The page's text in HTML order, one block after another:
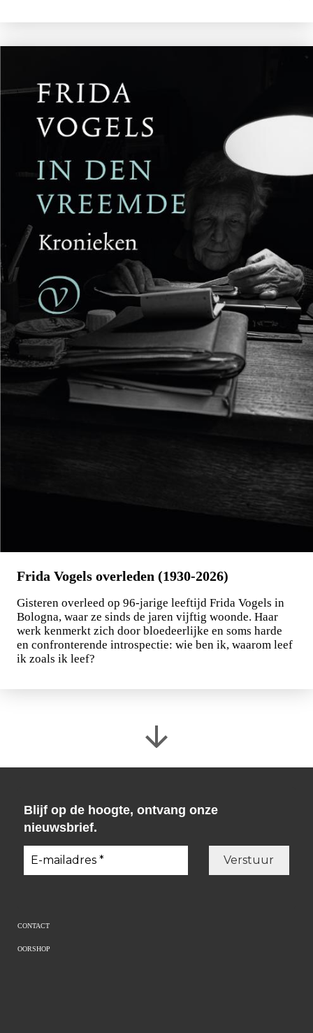
Reinhard Kaiser-Mühlecker
Brandende velden
€27,50
BESTEL
Frida Vogels overleden (1930-2026)
Gisteren overleed op 96-jarige leeftijd Frida Vogels in
Bologna, waar ze sinds de jaren vijftig woonde. Haar
werk kenmerkt zich door bloedeerlijke en soms harde
en confronterende introspectie: wie ben ik, waarom leef
ik zoals ik leef?
Blijf op de hoogte, ontvang onze
nieuwsbrief.
CONTACT
OORSHOP